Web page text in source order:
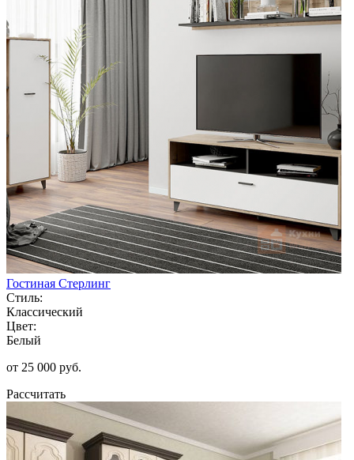
Гостиная Стерлинг
Стиль:
Классический
Цвет:
Белый
от 25 000 руб.
Рассчитать